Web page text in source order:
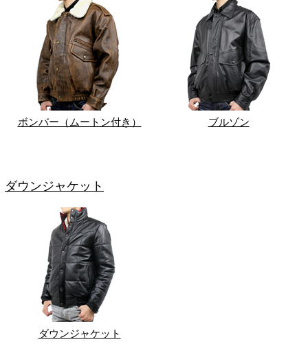
ボンバー（ムートン付き） ブルゾン
ダウンジャケット
ダウンジャケット